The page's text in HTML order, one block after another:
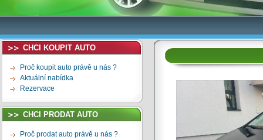
CHCI KOUPIT AUTO
Proč koupit auto právě u nás ?
Aktuální nabídka
Rezervace
CHCI PRODAT AUTO
Proč prodat auto právě u nás ?